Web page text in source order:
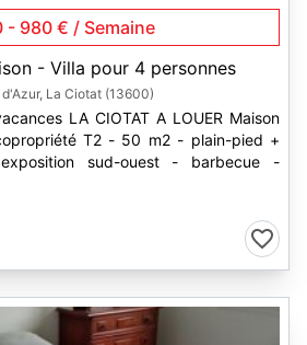
- 980 € / Semaine
- Villa pour 4 personnes
La Ciotat (13600)
CIOTAT A LOUER Maison
m2 - plain-pied +
sud-ouest - barbecue -